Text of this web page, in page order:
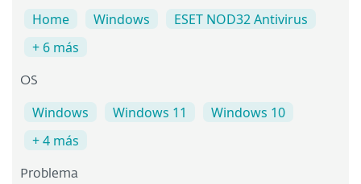
Home Windows
ESET NOD32 Antivirus
+ 6 más
OS
Windows Windows 11
Windows 10
+ 4 más
Problema